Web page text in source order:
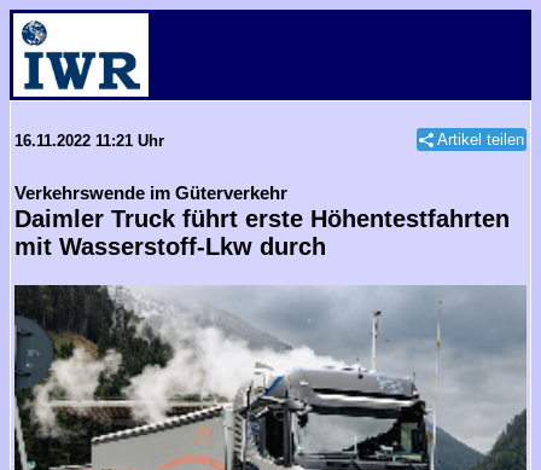
16.11.2022 11:21 Uhr Artikel teilen
Verkehrswende im Güterverkehr
Daimler Truck führt erste Höhentestfahrten
mit Wasserstoff-Lkw durch